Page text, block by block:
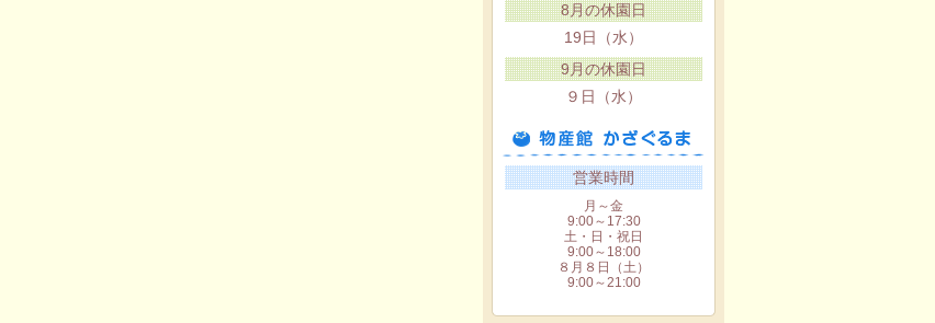
8月の休園日
19日（水）
9月の休園日
９日（水）
営業時間
月～金
9:00～17:30
土・日・祝日
9:00～18:00
８月８日（土）
9:00～21:00